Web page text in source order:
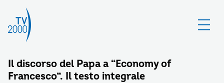
Il discorso del Papa a “Economy of
Francesco”. Il testo integrale